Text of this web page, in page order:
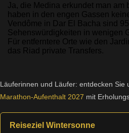
Ja, die Medina erkundet man
haben in den engen Gassen
Vendôme in Dar El Bacha sind
Sehenswürdigkeiten in wenigen
Für entferntere Orte wie den
das Riad private Transfers.
Läuferinnen und Läufer: entdecken Sie
Marathon-Aufenthalt 2027 mit
Reiseziel Wintersonne